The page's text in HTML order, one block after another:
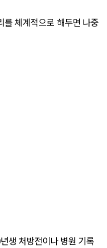
체계적으로 해두면 나중
생 처방전이나 병원 기록